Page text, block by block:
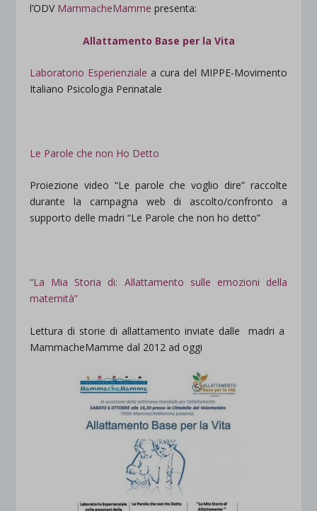
l’ODV MammacheMamme presenta:
Allattamento Base per la Vita
Laboratorio Esperienziale a cura del MIPPE-Movimento
Italiano Psicologia Perinatale
Le Parole che non Ho Detto
Proiezione video “Le parole che voglio dire” raccolte
durante la campagna web di ascolto/confronto a
supporto delle madri “Le Parole che non ho detto”
“La Mia Storia di: Allattamento sulle emozioni della
maternità”
Lettura di storie di allattamento inviate dalle madri a
MammacheMamme dal 2012 ad oggi